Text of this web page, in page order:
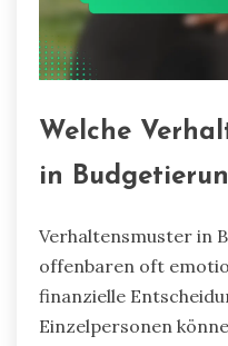
Welche
in
Verhaltensmuster in
offenbaren oft
finanzielle
Einzelpersonen